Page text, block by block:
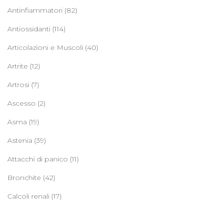
Antinfiammatori (82)
Antiossidanti (114)
Articolazioni e Muscoli (40)
Artrite (12)
Artrosi (7)
Ascesso (2)
Asma (19)
Astenia (39)
Attacchi di panico (11)
Bronchite (42)
Calcoli renali (17)